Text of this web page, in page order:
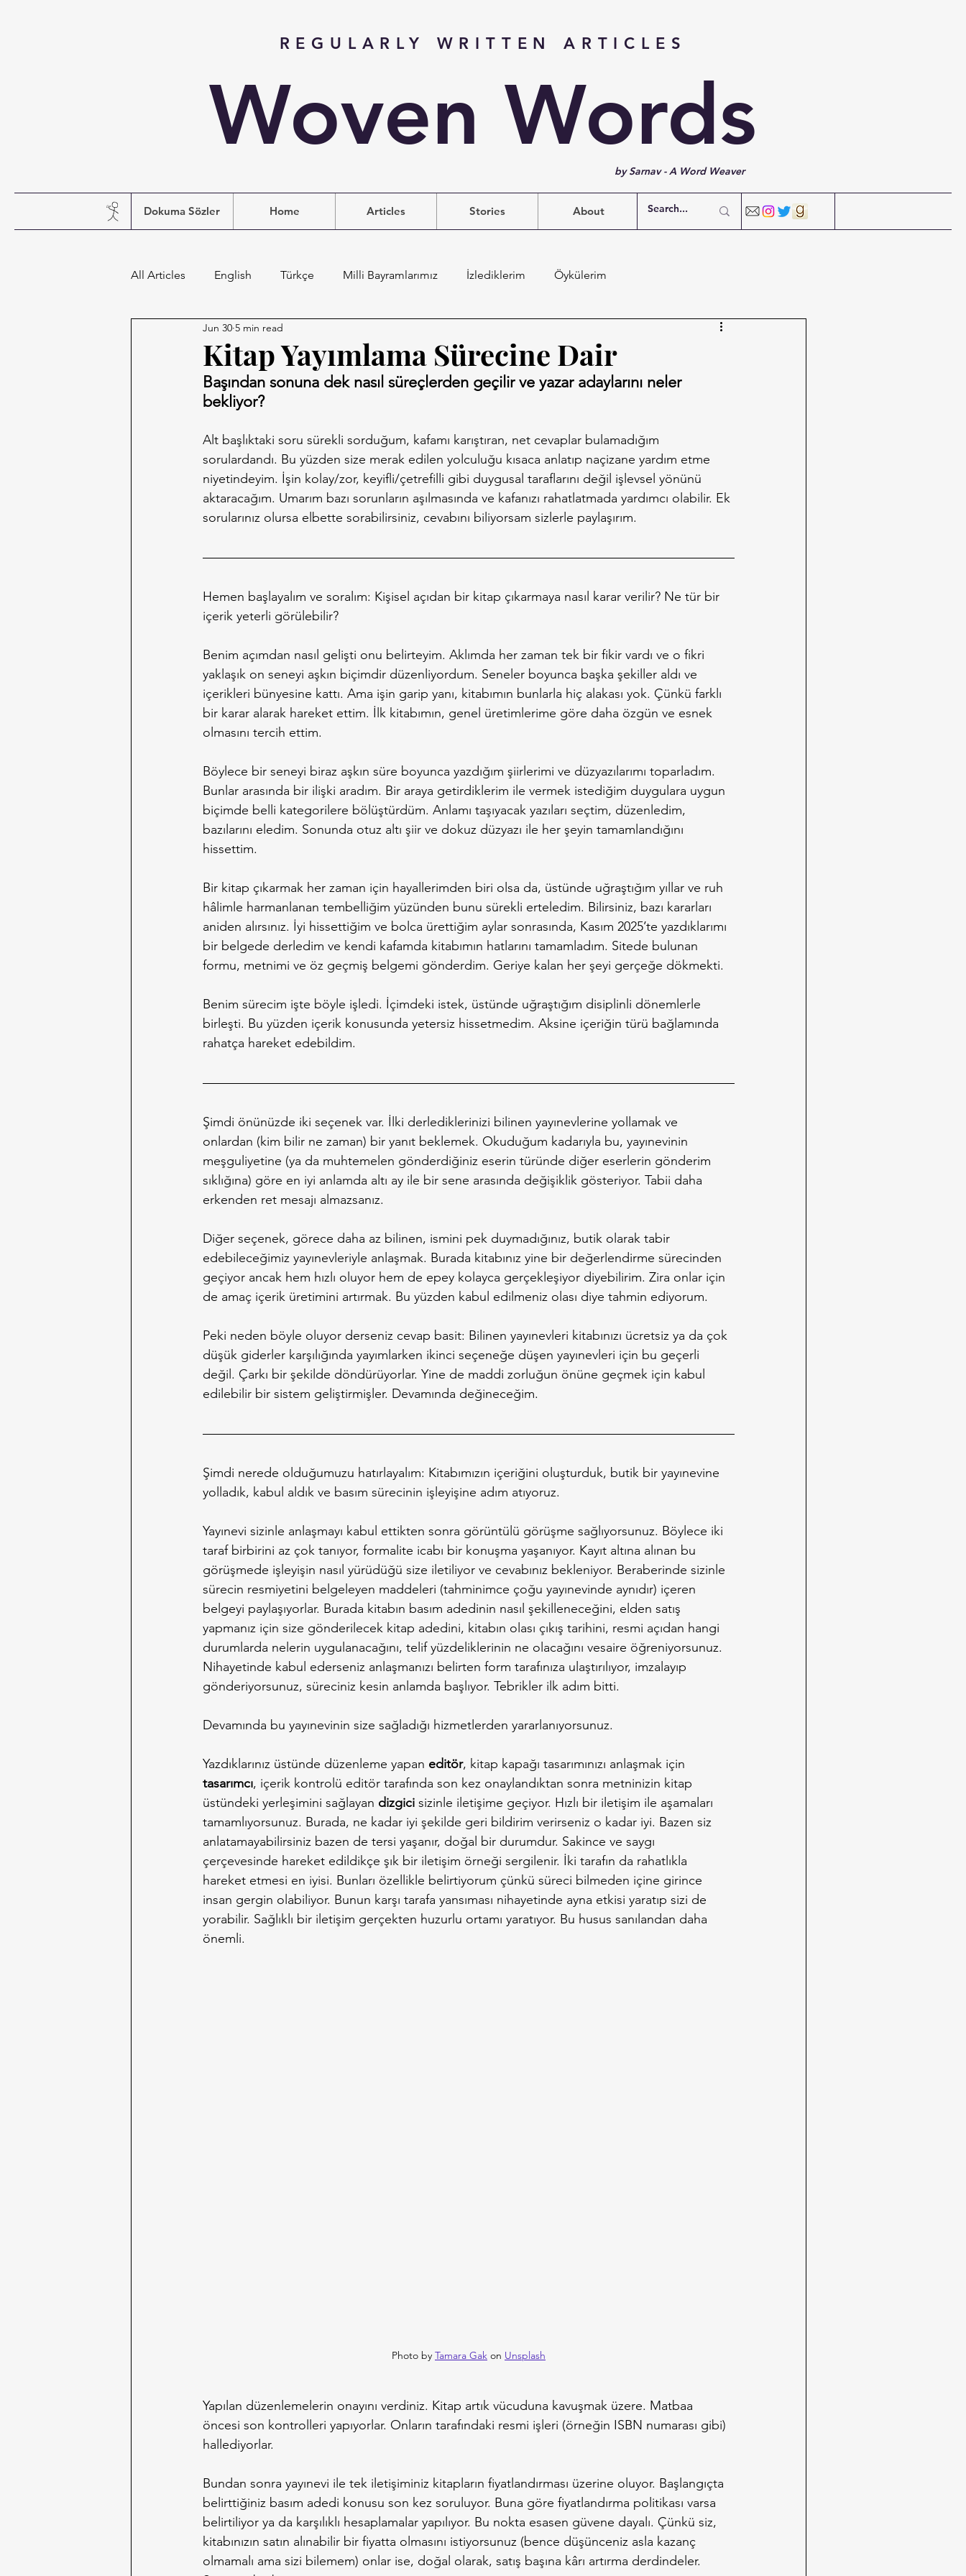
REGULARLY WRITTEN ARTICLES
Woven Words
by Sarnav - A Word Weaver
Dokuma Sözler Home Articles Stories About
All Articles English Türkçe Milli Bayramlarımız İzlediklerim Öykülerim
Kitap Yayımlama Sürecine Dair
Jun 30 5 min read
Başından sonuna dek nasıl süreçlerden geçilir ve yazar adaylarını neler
bekliyor?
Alt başlıktaki soru sürekli sorduğum, kafamı karıştıran, net cevaplar bulamadığım
sorulardandı. Bu yüzden size merak edilen yolculuğu kısaca anlatıp naçizane yardım etme
niyetindeyim. İşin kolay/zor, keyifli/çetrefilli gibi duygusal taraflarını değil işlevsel yönünü
aktaracağım. Umarım bazı sorunların aşılmasında ve kafanızı rahatlatmada yardımcı olabilir. Ek
sorularınız olursa elbette sorabilirsiniz, cevabını biliyorsam sizlerle paylaşırım.
Hemen başlayalım ve soralım: Kişisel açıdan bir kitap çıkarmaya nasıl karar verilir? Ne tür bir
içerik yeterli görülebilir?
Benim açımdan nasıl gelişti onu belirteyim. Aklımda her zaman tek bir fikir vardı ve o fikri
yaklaşık on seneyi aşkın biçimdir düzenliyordum. Seneler boyunca başka şekiller aldı ve
içerikleri bünyesine kattı. Ama işin garip yanı, kitabımın bunlarla hiç alakası yok. Çünkü farklı
bir karar alarak hareket ettim. İlk kitabımın, genel üretimlerime göre daha özgün ve esnek
olmasını tercih ettim.
Böylece bir seneyi biraz aşkın süre boyunca yazdığım şiirlerimi ve düzyazılarımı toparladım.
Bunlar arasında bir ilişki aradım. Bir araya getirdiklerim ile vermek istediğim duygulara uygun
biçimde belli kategorilere bölüştürdüm. Anlamı taşıyacak yazıları seçtim, düzenledim,
bazılarını eledim. Sonunda otuz altı şiir ve dokuz düzyazı ile her şeyin tamamlandığını
hissettim.
Bir kitap çıkarmak her zaman için hayallerimden biri olsa da, üstünde uğraştığım yıllar ve ruh
hâlimle harmanlanan tembelliğim yüzünden bunu sürekli erteledim. Bilirsiniz, bazı kararları
aniden alırsınız. İyi hissettiğim ve bolca ürettiğim aylar sonrasında, Kasım 2025’te yazdıklarımı
bir belgede derledim ve kendi kafamda kitabımın hatlarını tamamladım. Sitede bulunan
formu, metnimi ve öz geçmiş belgemi gönderdim. Geriye kalan her şeyi gerçeğe dökmekti.
Benim sürecim işte böyle işledi. İçimdeki istek, üstünde uğraştığım disiplinli dönemlerle
birleşti. Bu yüzden içerik konusunda yetersiz hissetmedim. Aksine içeriğin türü bağlamında
rahatça hareket edebildim.
Şimdi önünüzde iki seçenek var. İlki derlediklerinizi bilinen yayınevlerine yollamak ve
onlardan (kim bilir ne zaman) bir yanıt beklemek. Okuduğum kadarıyla bu, yayınevinin
meşguliyetine (ya da muhtemelen gönderdiğiniz eserin türünde diğer eserlerin gönderim
sıklığına) göre en iyi anlamda altı ay ile bir sene arasında değişiklik gösteriyor. Tabii daha
erkenden ret mesajı almazsanız.
Diğer seçenek, görece daha az bilinen, ismini pek duymadığınız, butik olarak tabir
edebileceğimiz yayınevleriyle anlaşmak. Burada kitabınız yine bir değerlendirme sürecinden
geçiyor ancak hem hızlı oluyor hem de epey kolayca gerçekleşiyor diyebilirim. Zira onlar için
de amaç içerik üretimini artırmak. Bu yüzden kabul edilmeniz olası diye tahmin ediyorum.
Peki neden böyle oluyor derseniz cevap basit: Bilinen yayınevleri kitabınızı ücretsiz ya da çok
düşük giderler karşılığında yayımlarken ikinci seçeneğe düşen yayınevleri için bu geçerli
değil. Çarkı bir şekilde döndürüyorlar. Yine de maddi zorluğun önüne geçmek için kabul
edilebilir bir sistem geliştirmişler. Devamında değineceğim.
Şimdi nerede olduğumuzu hatırlayalım: Kitabımızın içeriğini oluşturduk, butik bir yayınevine
yolladık, kabul aldık ve basım sürecinin işleyişine adım atıyoruz.
Yayınevi sizinle anlaşmayı kabul ettikten sonra görüntülü görüşme sağlıyorsunuz. Böylece iki
taraf birbirini az çok tanıyor, formalite icabı bir konuşma yaşanıyor. Kayıt altına alınan bu
görüşmede işleyişin nasıl yürüdüğü size iletiliyor ve cevabınız bekleniyor. Beraberinde sizinle
sürecin resmiyetini belgeleyen maddeleri (tahminimce çoğu yayınevinde aynıdır) içeren
belgeyi paylaşıyorlar. Burada kitabın basım adedinin nasıl şekilleneceğini, elden satış
yapmanız için size gönderilecek kitap adedini, kitabın olası çıkış tarihini, resmi açıdan hangi
durumlarda nelerin uygulanacağını, telif yüzdeliklerinin ne olacağını vesaire öğreniyorsunuz.
Nihayetinde kabul ederseniz anlaşmanızı belirten form tarafınıza ulaştırılıyor, imzalayıp
gönderiyorsunuz, süreciniz kesin anlamda başlıyor. Tebrikler ilk adım bitti.
Devamında bu yayınevinin size sağladığı hizmetlerden yararlanıyorsunuz.
Yazdıklarınız üstünde düzenleme yapan editör, kitap kapağı tasarımınızı anlaşmak için
tasarımcı, içerik kontrolü editör tarafında son kez onaylandıktan sonra metninizin kitap
üstündeki yerleşimini sağlayan dizgici sizinle iletişime geçiyor. Hızlı bir iletişim ile aşamaları
tamamlıyorsunuz. Burada, ne kadar iyi şekilde geri bildirim verirseniz o kadar iyi. Bazen siz
anlatamayabilirsiniz bazen de tersi yaşanır, doğal bir durumdur. Sakince ve saygı
çerçevesinde hareket edildikçe şık bir iletişim örneği sergilenir. İki tarafın da rahatlıkla
hareket etmesi en iyisi. Bunları özellikle belirtiyorum çünkü süreci bilmeden içine girince
insan gergin olabiliyor. Bunun karşı tarafa yansıması nihayetinde ayna etkisi yaratıp sizi de
yorabilir. Sağlıklı bir iletişim gerçekten huzurlu ortamı yaratıyor. Bu husus sanılandan daha
önemli.
Photo by Tamara Gak on Unsplash
Yapılan düzenlemelerin onayını verdiniz. Kitap artık vücuduna kavuşmak üzere. Matbaa
öncesi son kontrolleri yapıyorlar. Onların tarafındaki resmi işleri (örneğin ISBN numarası gibi)
hallediyorlar.
Bundan sonra yayınevi ile tek iletişiminiz kitapların fiyatlandırması üzerine oluyor. Başlangıçta
belirttiğiniz basım adedi konusu son kez soruluyor. Buna göre fiyatlandırma politikası varsa
belirtiliyor ya da karşılıklı hesaplamalar yapılıyor. Bu nokta esasen güvene dayalı. Çünkü siz,
kitabınızın satın alınabilir bir fiyatta olmasını istiyorsunuz (bence düşünceniz asla kazanç
olmamalı ama sizi bilemem) onlar ise, doğal olarak, satış başına kârı artırma derdindeler.